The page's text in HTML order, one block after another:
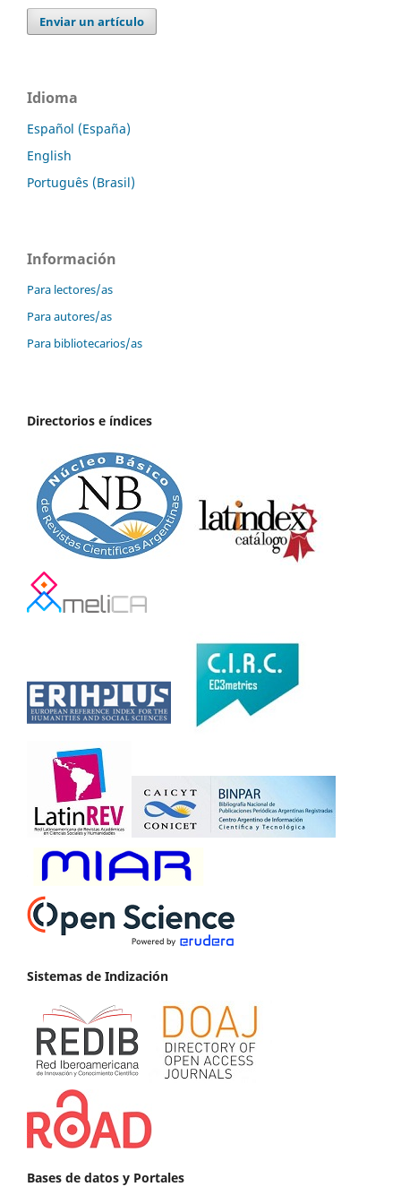
Enviar un artículo
Idioma
Español (España)
English
Português (Brasil)
Información
Para lectores/as
Para autores/as
Para bibliotecarios/as
Directorios e índices
Sistemas de Indización
Bases de datos y Portales